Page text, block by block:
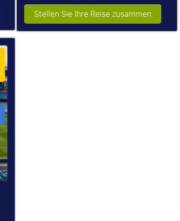
Stellen Sie Ihre Reise zusammen